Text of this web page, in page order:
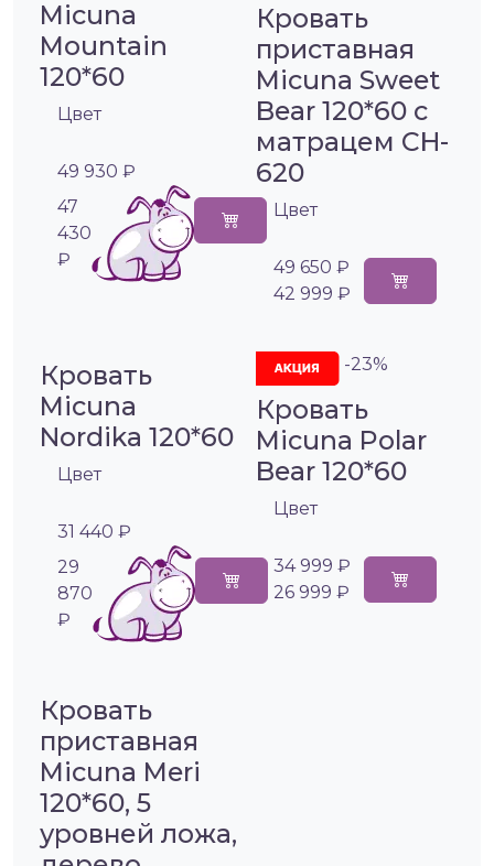
Micuna
Mountain
120*60
Цвет
49 930 ₽
47
430
₽
Кровать
приставная
Micuna Sweet
Bear 120*60 с
матрацем CH-
620
Цвет
49 650 ₽
42 999 ₽
Кровать
Micuna
Nordika 120*60
Цвет
31 440 ₽
29
870
₽
-23%
Кровать
Micuna Polar
Bear 120*60
Цвет
34 999 ₽
26 999 ₽
Кровать
приставная
Micuna Meri
120*60, 5
уровней ложа,